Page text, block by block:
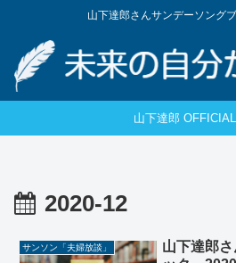
山下達郎さんサンデーソング
山下達郎
2020-12
サンソン「夫婦放談」
山下達郎